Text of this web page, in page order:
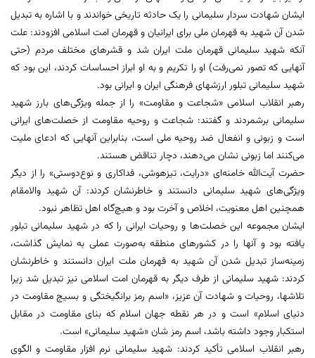
ایشان شهادت سردار سلیمانی را یک حادثه تاریخی خواندند و با اشاره به تبدیل
شدن آن شهید به قهرمان ملی برای ایرانیان و قهرمان امت اسلامی افزودند: علت
آنکه شهید سلیمانی قهرمان ملت ایران شد و قشرهای مختلف مردم (حتی
آنهایی که تصور نمی‌رفت) او را تکریم و به او ابراز احساسات کردند، این بود که
شهید سلیمانی تبلور ارزشهای فرهنگی ایران و ایرانی بود.
رهبر انقلاب اسلامی «شجاعت و مقاومت» را از جمله ویژگی‌های بارز شهید
سلیمانی برشمردند و گفتند: شجاعت و روحیه مقاومت از خصلت‌های ایرانی
است و زبونی و انفعال ضد روحیه ملی است، بنابراین آنهایی که ادعای ملیت
می‌کنند اما زبونی نشان می‌دهند، دچار تناقض هستند.
حضرت آیت‌الله خامنه‌ای «درایت، تیزهوشی، فداکاری و نوع‌دوستی» را از دیگر
ویژگی‌های شهید سلیمانی دانستند و خاطرنشان کردند: آن شهید والامقام
همچنین اهل معنویت، اخلاص و آخرت بود و هیچ‌گاه اهل تظاهر نبود.
ایشان مجموعه این خصلت‌ها و روحیات ایرانی را که در شهید سلیمانی تبلور
یافته بود و آنها را در کشورهای منطقه به‌صورت عملی به نمایش گذاشت،
زمینه‌ساز تبدیل شدن آن شهید به قهرمان ملت ایران دانستند و خاطرنشان
کردند: شهید سلیمانی از طرف دیگر به قهرمان امت اسلامی نیز تبدیل شد زیرا
تلاشها، روحیات و شهادت آن عزیز، «اسم رمز برانگیختگی و بسیج مقاومت در
دنیای اسلام» است و در هر نقطه جهان اسلام که بنای مقاومت در مقابل
استکبار وجود داشته باشد، اسم رمز شان «شهید سلیمانی» است.
رهبر انقلاب اسلامی تأکید کردند: شهید سلیمانی نرم افزار مقاومت و الگوی